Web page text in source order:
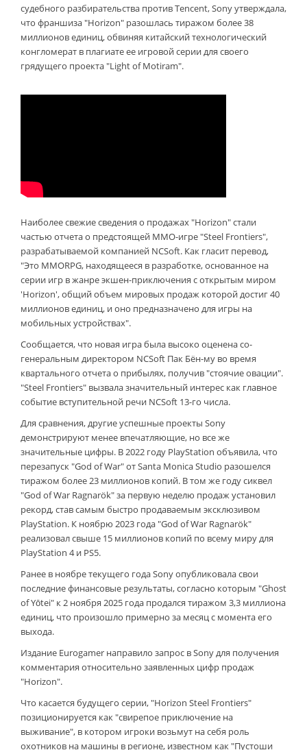
судебного разбирательства против Tencent, Sony утверждала,
что франшиза "Horizon" разошлась тиражом более 38
миллионов единиц, обвиняя китайский технологический
конгломерат в плагиате ее игровой серии для своего
грядущего проекта "Light of Motiram".
Наиболее свежие сведения о продажах "Horizon" стали
частью отчета о предстоящей MMO-игре "Steel Frontiers",
разрабатываемой компанией NCSoft. Как гласит перевод,
"Это MMORPG, находящееся в разработке, основанное на
серии игр в жанре экшен-приключения с открытым миром
'Horizon', общий объем мировых продаж которой достиг 40
миллионов единиц, и оно предназначено для игры на
мобильных устройствах".
Сообщается, что новая игра была высоко оценена со-
генеральным директором NCSoft Пак Бён-му во время
квартального отчета о прибылях, получив "стоячие овации".
"Steel Frontiers" вызвала значительный интерес как главное
событие вступительной речи NCSoft 13-го числа.
Для сравнения, другие успешные проекты Sony
демонстрируют менее впечатляющие, но все же
значительные цифры. В 2022 году PlayStation объявила, что
перезапуск "God of War" от Santa Monica Studio разошелся
тиражом более 23 миллионов копий. В том же году сиквел
"God of War Ragnarök" за первую неделю продаж установил
рекорд, став самым быстро продаваемым эксклюзивом
PlayStation. К ноябрю 2023 года "God of War Ragnarök"
реализовал свыше 15 миллионов копий по всему миру для
PlayStation 4 и PS5.
Ранее в ноябре текущего года Sony опубликовала свои
последние финансовые результаты, согласно которым "Ghost
of Yōtei" к 2 ноября 2025 года продался тиражом 3,3 миллиона
единиц, что произошло примерно за месяц с момента его
выхода.
Издание Eurogamer направило запрос в Sony для получения
комментария относительно заявленных цифр продаж
"Horizon".
Что касается будущего серии, "Horizon Steel Frontiers"
позиционируется как "свирепое приключение на
выживание", в котором игроки возьмут на себя роль
охотников на машины в регионе, известном как "Пустоши